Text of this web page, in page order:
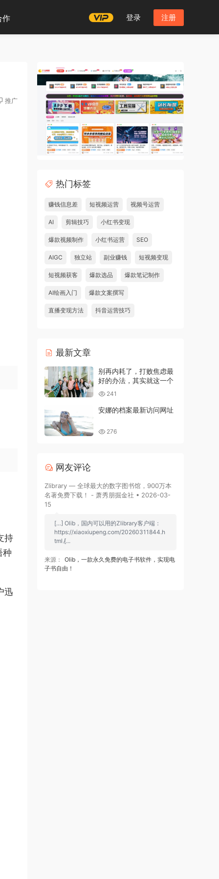
作 登录 注册
推广
持
种
迅
热门标签
赚钱信息差 短视频运营 视频号运营
AI 剪辑技巧 小红书变现
爆款视频制作 小红书运营 SEO
AIGC 独立站 副业赚钱 短视频变现
短视频获客 爆款选品 爆款笔记制作
AI绘画入门 爆款文案撰写
直播变现方法 抖音运营技巧
最新文章
别再内耗了，打败焦虑最
好的办法，其实就这一个
241
安娜的档案最新访问网址
276
网友评论
Zlibrary — 全球最大的数字图书馆，900万本
名著免费下载！ - 萧秀朋掘金社 • 2026-03-
15
[…] Olib，国内可以用的Zlibrary客户端：
https://xiaoxiupeng.com/20260311844.h
tml [̷...
来源：
Olib，一款永久免费的电子书软件，实现电
子书自由！